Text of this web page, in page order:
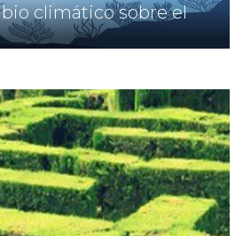
climático sobre el